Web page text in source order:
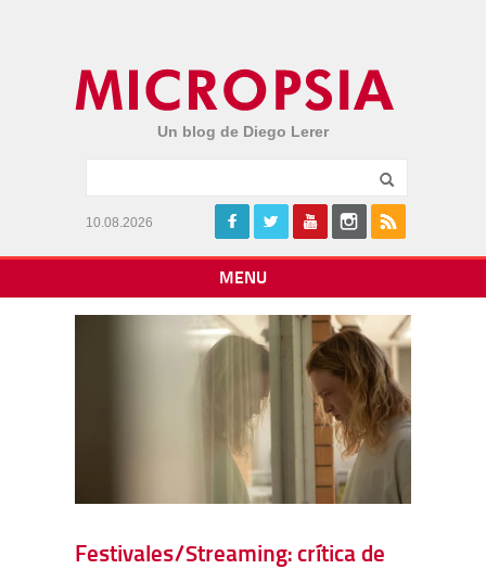
Un blog de Diego Lerer
10.08.2026
MENU
Festivales/Streaming: crítica de